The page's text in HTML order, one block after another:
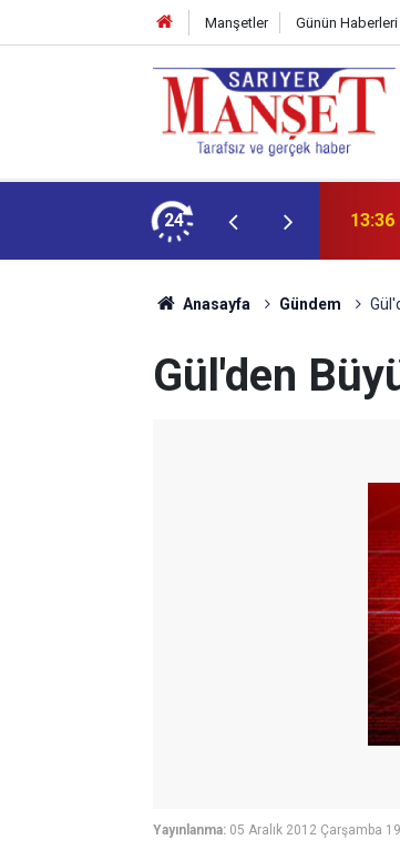
Manşetler Günün Haberleri
24 13:36
Anasayfa Gündem
Gül'den
Yayınlanma: 05 Aralık 2012 Çarşamba